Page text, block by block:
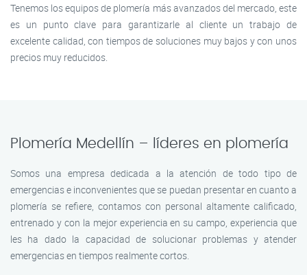
Tenemos los equipos de plomería más avanzados del mercado, este
es un punto clave para garantizarle al cliente un trabajo de
excelente calidad, con tiempos de soluciones muy bajos y con unos
precios muy reducidos.
Plomería Medellín – líderes en plomería
Somos una empresa dedicada a la atención de todo tipo de
emergencias e inconvenientes que se puedan presentar en cuanto a
plomería se refiere, contamos con personal altamente calificado,
entrenado y con la mejor experiencia en su campo, experiencia que
les ha dado la capacidad de solucionar problemas y atender
emergencias en tiempos realmente cortos.